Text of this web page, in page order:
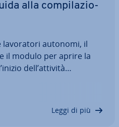
alla com­pi­la­zio­
la­vo­ra­to­ri autonomi, il
il modulo per aprire la
dell’attività
il fisco e potrete co­
Leggi di più